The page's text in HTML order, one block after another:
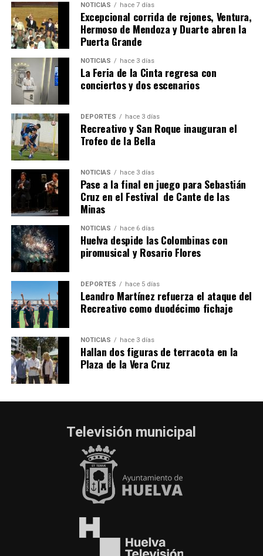
6º DÍA DE LAS FIESTAS COLOMBINAS 2026
hace 6 días Huelvatv
QUINTA CORRIDA DE LAS FIESTAS COLOMBINAS
2026
hace 7 días· Huelvatv
NOTICIAS hace 7 días
Excepcional corrida de rejones, Ventura,
Hermoso de Mendoza y Duarte abren la
Puerta Grande
NOTICIAS hace 3 días
La Feria de la Cinta regresa con
conciertos y dos escenarios
DEPORTES hace 3 días
Recreativo y San Roque inauguran el
Trofeo de la Bella
NOTICIAS hace 3 días
Pase a la final en juego para Sebastián
Cruz en el Festival de Cante de las
Minas
NOTICIAS hace 6 días
Huelva despide las Colombinas con
piromusical y Rosario Flores
DEPORTES hace 5 días
Leandro Martínez refuerza el ataque del
Recreativo como duodécimo fichaje
NOTICIAS hace 3 días
Hallan dos figuras de terracota en la
Plaza de la Vera Cruz
Televisión municipal